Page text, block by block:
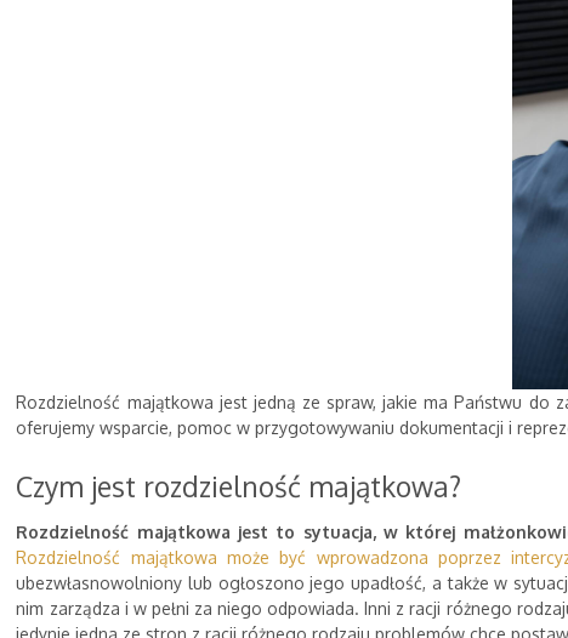
Rozdzielność majątkowa jest jedną ze spraw, jakie ma Państwu do
oferujemy wsparcie, pomoc w przygotowywaniu dokumentacji i
Czym jest rozdzielność majątkowa?
Rozdzielność majątkowa jest to sytuacja, w której
Rozdzielność majątkowa może być wprowadzona poprzez
ubezwłasnowolniony lub ogłoszono jego upadłość, a także w
nim zarządza i w pełni za niego odpowiada. Inni z racji różnego